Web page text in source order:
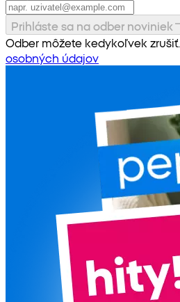
Prihláste sa na odber noviniek
Odber môžete kedykoľvek zrušiť.
osobných údajov